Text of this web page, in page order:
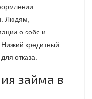
Людям,
о себе и
кредитный
отказа.
займа в